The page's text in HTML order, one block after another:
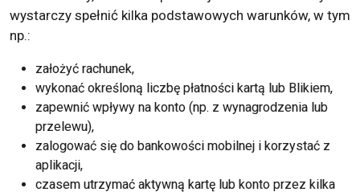
wystarczy spełnić kilka podstawowych warunków, w tym
np.:
założyć rachunek,
wykonać określoną liczbę płatności kartą lub Blikiem,
zapewnić wpływy na konto (np. z wynagrodzenia lub
przelewu),
zalogować się do bankowości mobilnej i korzystać z
aplikacji,
czasem utrzymać aktywną kartę lub konto przez kilka